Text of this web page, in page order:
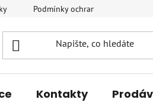
Podmínky ochrany osobních údajů
Kontakty